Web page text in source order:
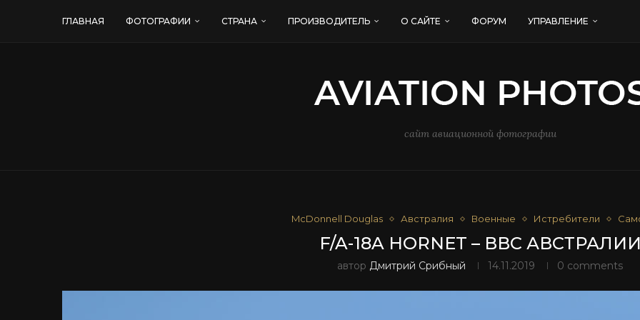
ГЛАВНАЯ ФОТОГРАФИИ СТРАНА ПРОИЗВОДИТЕЛЬ О САЙТЕ ФОРУМ УПРАВЛЕНИЕ
сайт авиационной фотографии
McDonnell Douglas Австралия Военные Истребители
F/A-18A HORNET – ВВС АВСТРАЛИИ
автор Дмитрий Срибный 14.11.2019 0 comments